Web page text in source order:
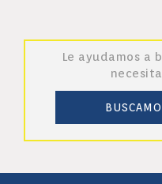
Le ayudamos a